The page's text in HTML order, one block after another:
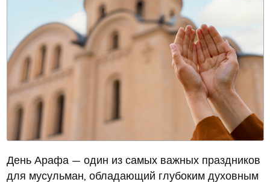
День Арафа — один из самых важных праздников
для мусульман, обладающий глубоким духовным